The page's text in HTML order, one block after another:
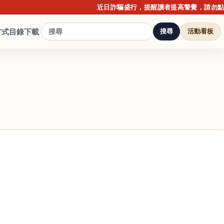
近日詐騙盛行，提醒讀者提高警覺，請勿點擊不
式目錄下載 搜尋 活動看板